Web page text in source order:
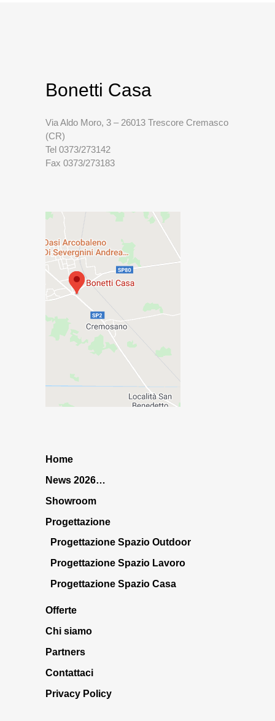
Bonetti Casa
Via Aldo Moro, 3 – 26013 Trescore Cremasco
(CR)
Tel 0373/273142
Fax 0373/273183
Home
News 2026…
Showroom
Progettazione
Progettazione Spazio Outdoor
Progettazione Spazio Lavoro
Progettazione Spazio Casa
Offerte
Chi siamo
Partners
Contattaci
Privacy Policy